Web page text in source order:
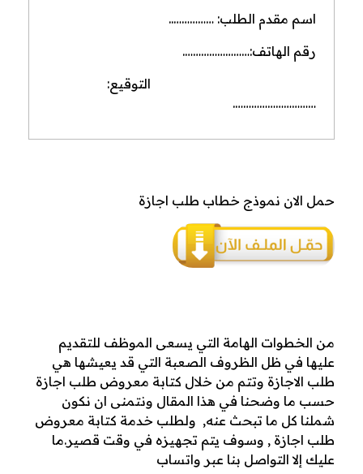
اسم مقدم الطلب: ……………..
رقم الهاتف:…………………….
التوقيع:
………………………….
حمل الان نموذج خطاب طلب اجازة
من الخطوات الهامة التي يسعى الموظف للتقديم
عليها في ظل الظروف الصعبة التي قد يعيشها هي
طلب الاجازة وتتم من خلال كتابة معروض طلب اجازة
حسب ما وضحنا في هذا المقال ونتمنى ان نكون
شملنا كل ما تبحث عنه, ولطلب خدمة كتابة معروض
طلب اجازة , وسوف يتم تجهيزه في وقت قصير.ما
عليك إلا التواصل بنا عبر واتساب